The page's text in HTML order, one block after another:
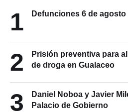
1 Defunciones 6 de agosto
2
Prisión preventiva para
de droga en Gualaceo
3
Daniel Noboa y Javier
Palacio de Gobierno